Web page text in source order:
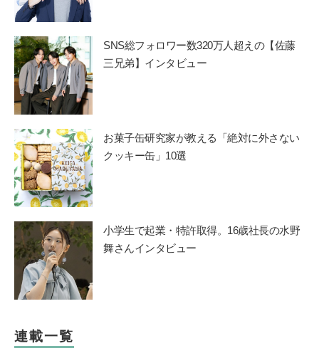
SNS総フォロワー数320万人超えの【佐藤
三兄弟】インタビュー
お菓子缶研究家が教える「絶対に外さない
クッキー缶」10選
小学生で起業・特許取得。16歳社長の水野
舞さんインタビュー
連載一覧